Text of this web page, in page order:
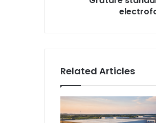
Related Articles